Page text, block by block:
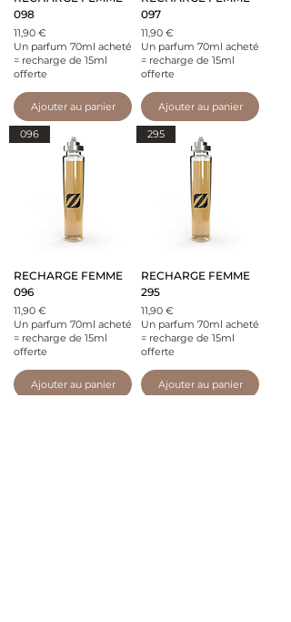
098
Prix
11,90 €
Un parfum 70ml acheté
= recharge de 15ml
offerte
Ajouter au panier
097
Prix
11,90 €
Un parfum 70ml acheté
= recharge de 15ml
offerte
Ajouter au panier
096
RECHARGE FEMME
096
Prix
11,90 €
Un parfum 70ml acheté
= recharge de 15ml
offerte
Ajouter au panier
295
RECHARGE FEMME
295
Prix
11,90 €
Un parfum 70ml acheté
= recharge de 15ml
offerte
Ajouter au panier